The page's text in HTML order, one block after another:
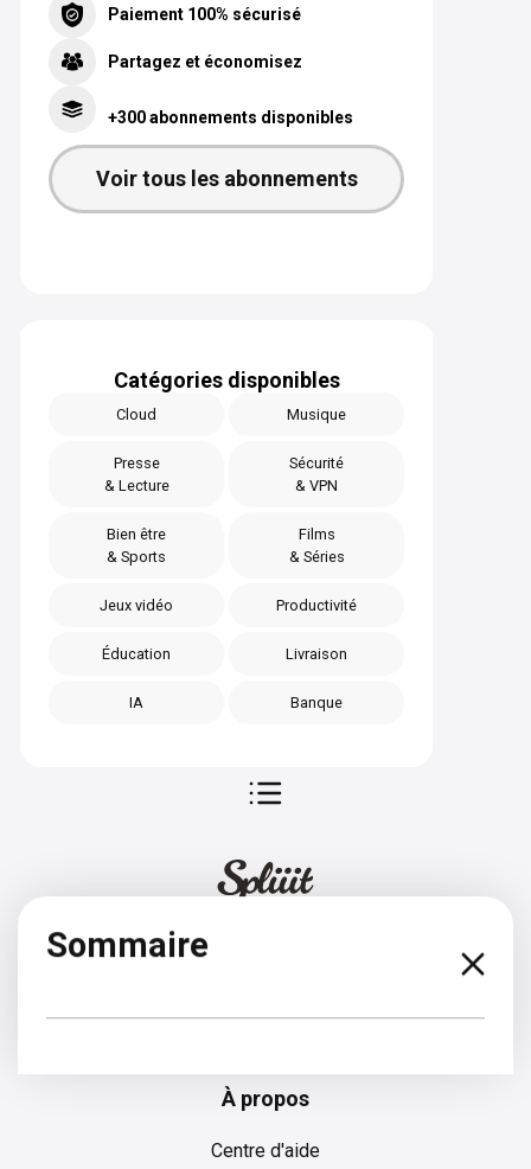
Paiement 100% sécurisé
Partagez et économisez
+300 abonnements disponibles
Voir tous les abonnements
Catégories disponibles
Cloud Musique
Presse
& Lecture
Sécurité
& VPN
Bien être
& Sports
Films
& Séries
Jeux vidéo Productivité
Éducation Livraison
IA Banque
Sommaire
À propos
Centre d'aide